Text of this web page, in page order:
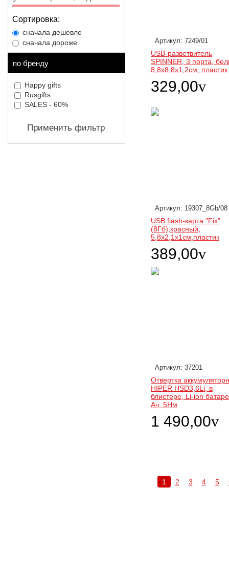
Сортировка:
сначала дешевле
сначала дороже
по бренду
Happy gifts
Rusgifts
SALES - 60%
Применить фильтр
Артикул: 7249/01
USB-разветвитель
SPINNER, 3 порта,
8,8х8,8х1,2см, пластик
329,00v
Артикул: 19307_8Gb/08
USB flash-карта "Fix"
(8Гб),красный,
5,8х2,1х1см,пластик
389,00v
Артикул: 37201
Отвертка
HIPER HSD3,6Li, в
блистере, Li-ion
Ач, 5Нм
1 490,00v
1 2 3 4 5